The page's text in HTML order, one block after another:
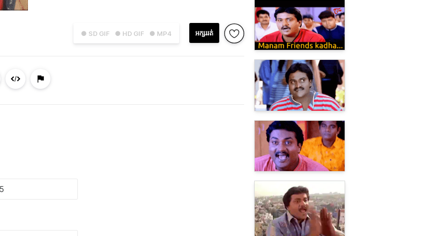
● SD GIF ● HD GIF ● MP4 អក្សររត់